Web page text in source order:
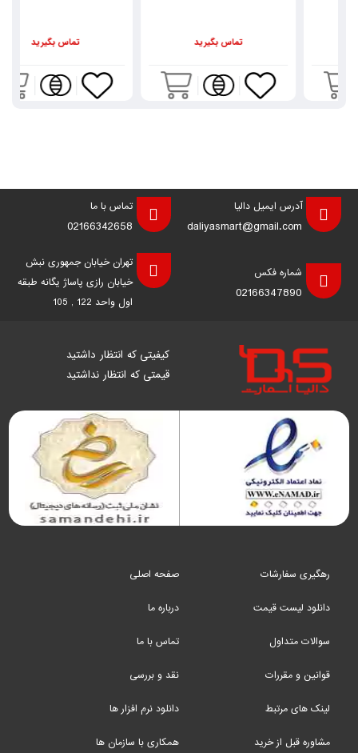
تماس بگیرید تماس بگیرید
آدرس ایمیل دالیا
daliyasmart@gmail.com
تماس با ما
02166342658
شماره فکس
02166347890
تهران خیابان جمهوری نبش
خیابان رازی پاساژ یگانه طبقه
اول واحد 122 , 105
کیفیتی که انتظار داشتید
قیمتی که انتظار نداشتید
رهگیری سفارشات
دانلود لیست قیمت
سوالات متداول
قوانین و مقررات
لینک های مرتبط
مشاوره قبل از خرید
صفحه اصلی
درباره ما
تماس با ما
نقد و بررسی
دانلود نرم افزار ها
همکاری با سازمان ها